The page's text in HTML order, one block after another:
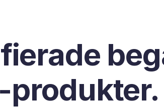
produkter.